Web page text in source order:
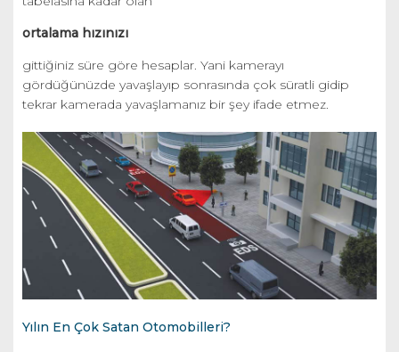
ortalama hızınızı
gittiğiniz süre göre hesaplar. Yani kamerayı
gördüğünüzde yavaşlayıp sonrasında çok süratli gidip
tekrar kamerada yavaşlamanız bir şey ifade etmez.
Yılın En Çok Satan Otomobilleri?